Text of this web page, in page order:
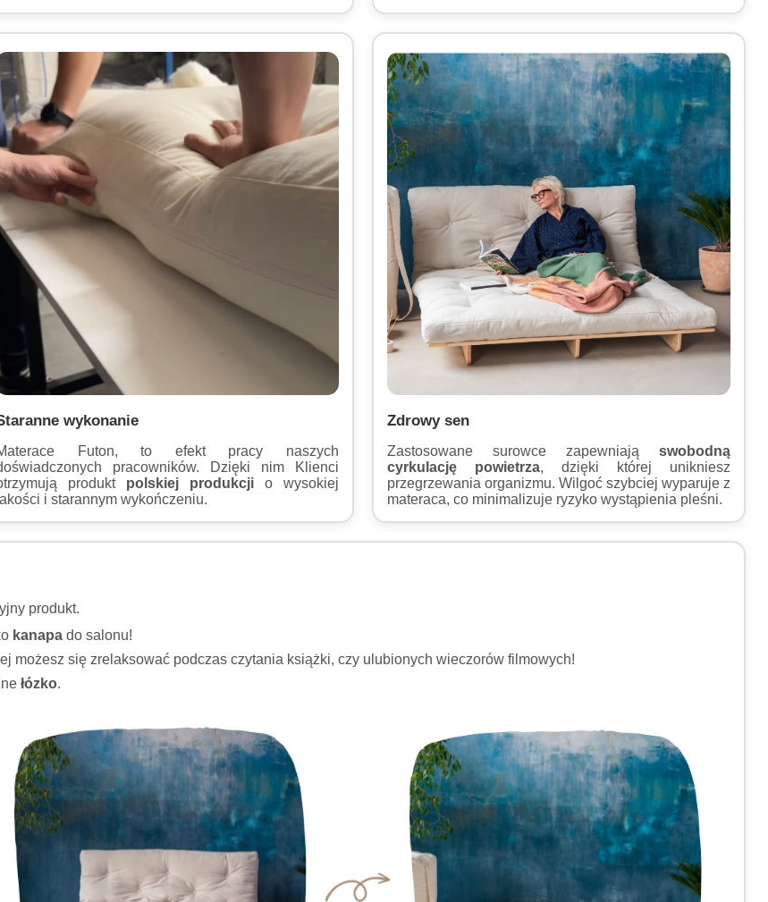
wykonanie
Futon, to efekt pracy naszych
pracowników. Dzięki nim Klienci
produkt polskiej produkcji o wysokiej
i starannym wykończeniu.
Zdrowy sen
Zastosowane surowce zapewniają swobodną
cyrkulację powietrza, dzięki której unikniesz
przegrzewania organizmu. Wilgoć szybciej wyparuje z
materaca, co minimalizuje ryzyko wystąpienia pleśni.
produkt.
kanapa do salonu!
możesz się zrelaksować podczas czytania książki, czy ulubionych wieczorów filmowych!
łózko.